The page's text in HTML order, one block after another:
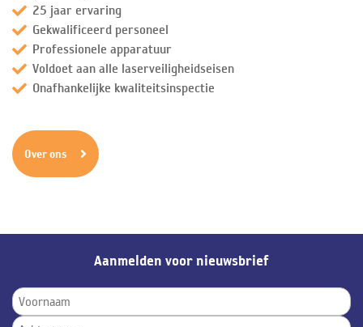
25 jaar ervaring
Gekwalificeerd personeel
Professionele apparatuur
Voldoet aan alle laserveiligheidseisen
Onafhankelijke kwaliteitsinspectie
Over ons
Aanmelden voor nieuwsbrief